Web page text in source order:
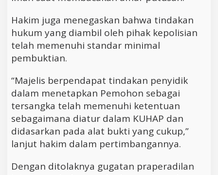
Hakim juga menegaskan bahwa tindakan
hukum yang diambil oleh pihak kepolisian
telah memenuhi standar minimal
pembuktian.
“Majelis berpendapat tindakan penyidik
dalam menetapkan Pemohon sebagai
tersangka telah memenuhi ketentuan
sebagaimana diatur dalam KUHAP dan
didasarkan pada alat bukti yang cukup,”
lanjut hakim dalam pertimbangannya.
Dengan ditolaknya gugatan praperadilan